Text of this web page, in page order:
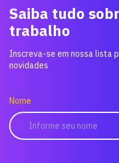
Saiba tudo
trabalho
Inscreva-se em nossa lista
novidades
Nome